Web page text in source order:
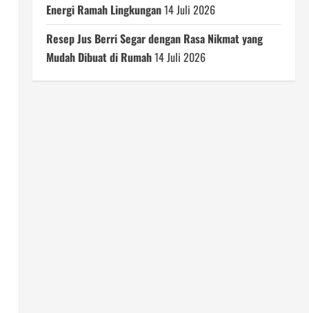
Energi Ramah Lingkungan14 Juli 2026
Resep Jus Berri Segar dengan Rasa Nikmat yang
Mudah Dibuat di Rumah14 Juli 2026